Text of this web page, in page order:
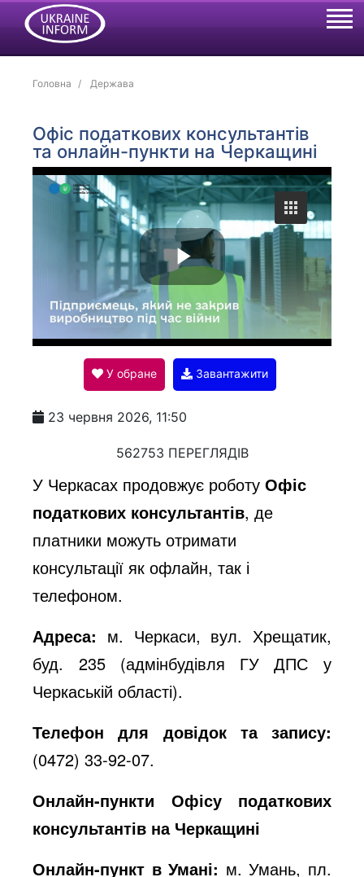
Головна Держава
Офіс податкових консультантів
та онлайн-пункти на Черкащині
P
l
a
y
V
i
d
e
o
У обране Завантажити
23 червня 2026, 11:50
562753 ПЕРЕГЛЯДІВ
У Черкасах продовжує роботуОфіс
податкових консультантів, де
платники можуть отримати
консультації як офлайн, так і
телефоном.
Адреса: м. Черкаси, вул. Хрещатик,
буд. 235 (адмінбудівля ГУ ДПС у
Черкаській області).
Телефон для довідок та запису:
(0472) 33-92-07.
Онлайн-пункти Офісу податкових
консультантів на Черкащині
Онлайн-пункт в Умані: м. Умань, пл.